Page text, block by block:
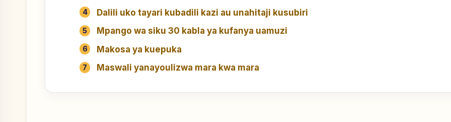
Dalili uko tayari kubadili kazi au unahitaji kusubiri
Mpango wa siku 30 kabla ya kufanya uamuzi
Makosa ya kuepuka
Maswali yanayoulizwa mara kwa mara